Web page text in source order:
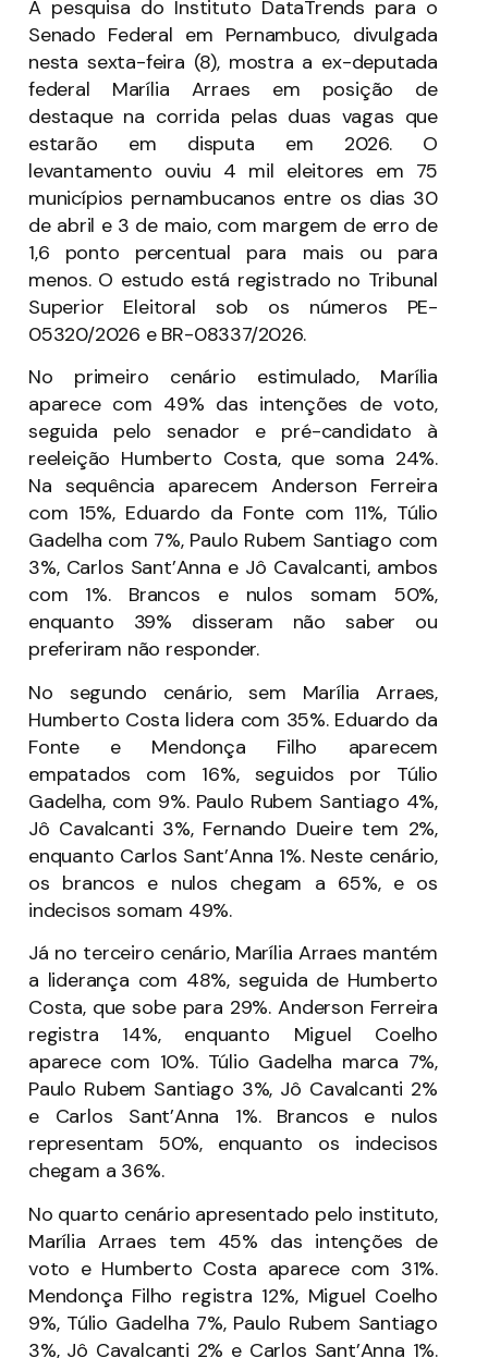
A pesquisa do Instituto DataTrends para o
Senado Federal em Pernambuco, divulgada
nesta sexta-feira (8), mostra a ex-deputada
federal Marília Arraes em posição de
destaque na corrida pelas duas vagas que
estarão em disputa em 2026. O
levantamento ouviu 4 mil eleitores em 75
municípios pernambucanos entre os dias 30
de abril e 3 de maio, com margem de erro de
1,6 ponto percentual para mais ou para
menos. O estudo está registrado no Tribunal
Superior Eleitoral sob os números PE-
05320/2026 e BR-08337/2026.
No primeiro cenário estimulado, Marília
aparece com 49% das intenções de voto,
seguida pelo senador e pré-candidato à
reeleição Humberto Costa, que soma 24%.
Na sequência aparecem Anderson Ferreira
com 15%, Eduardo da Fonte com 11%, Túlio
Gadelha com 7%, Paulo Rubem Santiago com
3%, Carlos Sant’Anna e Jô Cavalcanti, ambos
com 1%. Brancos e nulos somam 50%,
enquanto 39% disseram não saber ou
preferiram não responder.
No segundo cenário, sem Marília Arraes,
Humberto Costa lidera com 35%. Eduardo da
Fonte e Mendonça Filho aparecem
empatados com 16%, seguidos por Túlio
Gadelha, com 9%. Paulo Rubem Santiago 4%,
Jô Cavalcanti 3%, Fernando Dueire tem 2%,
enquanto Carlos Sant’Anna 1%. Neste cenário,
os brancos e nulos chegam a 65%, e os
indecisos somam 49%.
Já no terceiro cenário, Marília Arraes mantém
a liderança com 48%, seguida de Humberto
Costa, que sobe para 29%. Anderson Ferreira
registra 14%, enquanto Miguel Coelho
aparece com 10%. Túlio Gadelha marca 7%,
Paulo Rubem Santiago 3%, Jô Cavalcanti 2%
e Carlos Sant’Anna 1%. Brancos e nulos
representam 50%, enquanto os indecisos
chegam a 36%.
No quarto cenário apresentado pelo instituto,
Marília Arraes tem 45% das intenções de
voto e Humberto Costa aparece com 31%.
Mendonça Filho registra 12%, Miguel Coelho
9%, Túlio Gadelha 7%, Paulo Rubem Santiago
3%, Jô Cavalcanti 2% e Carlos Sant’Anna 1%.